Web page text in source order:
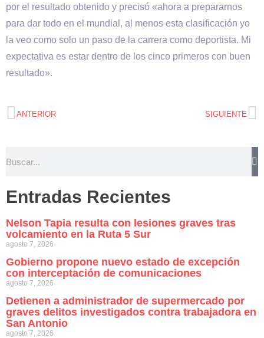
por el resultado obtenido y precisó «ahora a prepararnos
para dar todo en el mundial, al menos esta clasificación yo
la veo como solo un paso de la carrera como deportista. Mi
expectativa es estar dentro de los cinco primeros con buen
resultado».
ANTERIOR SIGUIENTE
Entradas Recientes
Nelson Tapia resulta con lesiones graves tras
volcamiento en la Ruta 5 Sur
agosto 7, 2026
Gobierno propone nuevo estado de excepción
con interceptación de comunicaciones
agosto 7, 2026
Detienen a administrador de supermercado por
graves delitos investigados contra trabajadora en
San Antonio
agosto 7, 2026